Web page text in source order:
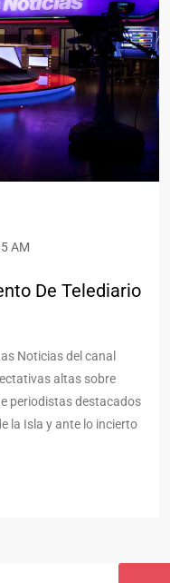
AM
De Telediario
Noticias del canal
altas sobre
periodistas destacados
la Isla y ante lo incierto